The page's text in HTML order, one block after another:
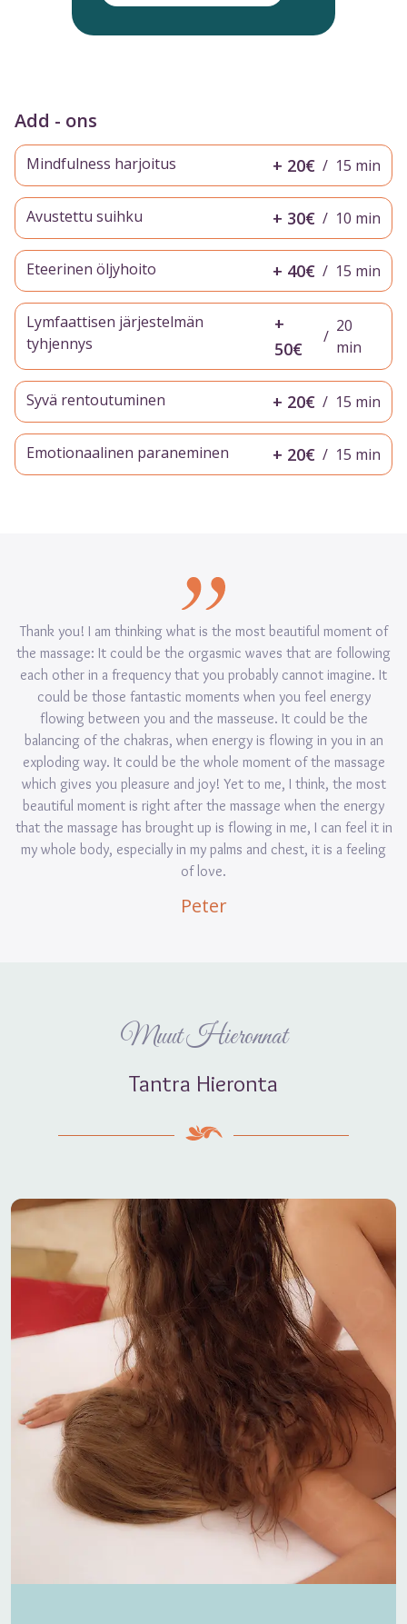
Add - ons
Mindfulness harjoitus + 20€ / 15 min
Avustettu suihku + 30€ / 10 min
Eteerinen öljyhoito + 40€ / 15 min
Lymfaattisen järjestelmän
tyhjennys
+
50€
/
20
min
Syvä rentoutuminen + 20€ / 15 min
Emotionaalinen paraneminen + 20€ / 15 min
Thank you! I am thinking what is the most beautiful moment of
the massage: It could be the orgasmic waves that are following
each other in a frequency that you probably cannot imagine. It
could be those fantastic moments when you feel energy
flowing between you and the masseuse. It could be the
balancing of the chakras, when energy is flowing in you in an
exploding way. It could be the whole moment of the massage
which gives you pleasure and joy! Yet to me, I think, the most
beautiful moment is right after the massage when the energy
that the massage has brought up is flowing in me, I can feel it in
my whole body, especially in my palms and chest, it is a feeling
of love.
Peter
Muut Hieronnat
Tantra Hieronta